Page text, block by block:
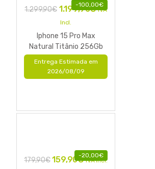
-100,00€
1.299,90€ 1.199,90€ IVA
Incl.
Iphone 15 Pro Max
Natural Titânio 256Gb
Entrega Estimada em
2026/08/09
-20,00€
179,90€ 159,90€ IVA Incl.